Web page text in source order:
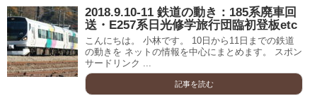
2018.9.10-11 鉄道の動き：185系廃車回
送・E257系日光修学旅行団臨初登板etc
こんにちは。 小林です。 10日から11日までの鉄道
の動きを ネットの情報を中心にまとめます。 スポン
サードリンク ...
記事を読む